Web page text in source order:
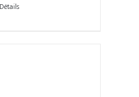
Détails